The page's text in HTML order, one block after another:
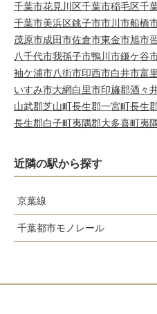
千葉市花見川区千葉市稲毛区千
千葉市美浜区銚子市市川市船橋
茂原市成田市佐倉市東金市旭市
八千代市我孫子市鴨川市鎌ケ谷
袖ケ浦市八街市印西市白井市富
いすみ市大網白里市印旛郡酒々
山武郡芝山町長生郡一宮町長生
長生郡白子町夷隅郡大多喜町夷
近隣の駅から探す
京葉線
海浜幕張
千葉都市モノレール